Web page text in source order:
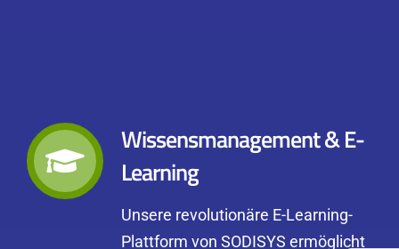
Wissensmanagement & E-
Learning
Unsere revolutionäre E-Learning-
Plattform von SODISYS ermöglicht